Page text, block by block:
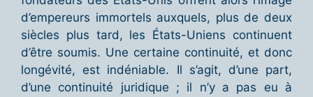
d’empereurs immortels auxquels, plus de deux
siècles plus tard, les États-Uniens continuent
d’être soumis. Une certaine continuité, et donc
longévité, est indéniable. Il s’agit, d’une part,
d’une continuité juridique ; il n’y a pas eu à